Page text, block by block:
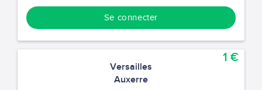
Se connecter
Versailles
Auxerre
1 €